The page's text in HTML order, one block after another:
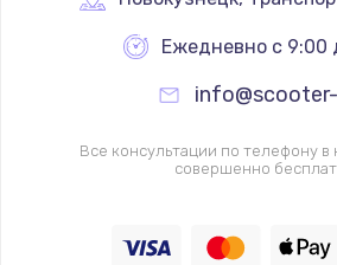
Ежедневно с 9:00
Все консультации по телефону
совершенно